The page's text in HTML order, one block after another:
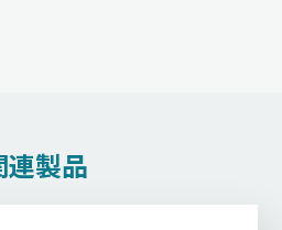
連製品